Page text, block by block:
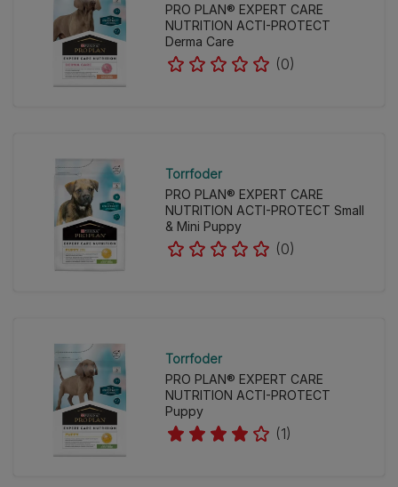
PRO PLAN® EXPERT CARE
NUTRITION ACTI-PROTECT
Derma Care
(0)
Torrfoder
PRO PLAN® EXPERT CARE
NUTRITION ACTI-PROTECT Small
& Mini Puppy
(0)
Torrfoder
PRO PLAN® EXPERT CARE
NUTRITION ACTI-PROTECT
Puppy
(1)